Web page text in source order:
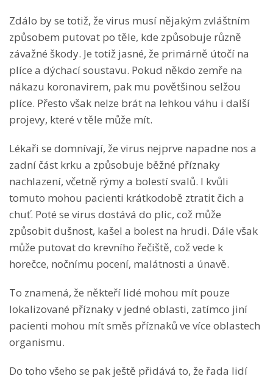
Zdálo by se totiž, že virus musí nějakým zvláštním
způsobem putovat po těle, kde způsobuje různě
závažné škody. Je totiž jasné, že primárně útočí na
plíce a dýchací soustavu. Pokud někdo zemře na
nákazu koronavirem, pak mu povětšinou selžou
plíce. Přesto však nelze brát na lehkou váhu i další
projevy, které v těle může mít.
Lékaři se domnívají, že virus nejprve napadne nos a
zadní část krku a způsobuje běžné příznaky
nachlazení, včetně rýmy a bolestí svalů. I kvůli
tomuto mohou pacienti krátkodobě ztratit čich a
chuť. Poté se virus dostává do plic, což může
způsobit dušnost, kašel a bolest na hrudi. Dále však
může putovat do krevního řečiště, což vede k
horečce, nočnímu pocení, malátnosti a únavě.
To znamená, že někteří lidé mohou mít pouze
lokalizované příznaky v jedné oblasti, zatímco jiní
pacienti mohou mít směs příznaků ve více oblastech
organismu.
Do toho všeho se pak ještě přidává to, že řada lidí